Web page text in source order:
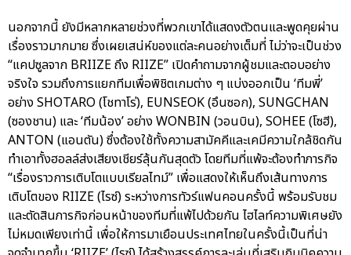
นอกจากนี้ ยังมีหลากหลายช่วงที่พวกเขาได้แสดงตัวตนและพูดคุยผ่าน
เรื่องราวมากมาย ซึ่งเผยเสน่ห์ของแต่ละคนอย่างเต็มที่ ไม่ว่าจะเป็นช่วง
“แคปซูลจาก BRIIZE ถึง RIIZE” เปิดคำถามจากผู้ชมและตอบอย่าง
จริงใจ รวมถึงการแยกทีมเพื่อพิชิตเกมต่าง ๆ แบ่งออกเป็น ‘ทีมพี่’
อย่าง SHOTARO (โชทาโร่), EUNSEOK (อึนซอก), SUNGCHAN
(ซองชาน) และ ‘ทีมน้อง’ อย่าง WONBIN (วอนบิน), SOHEE (โซฮี),
ANTON (แอนตัน) ซึ่งต้องใช้ทั้งความสามัคคีและเคมีความใกล้ชิดกัน
ทำเอาทั้งฮอลล์ส่งเสียงเชียร์ลุ้นกันสุดตัว โดยทีมที่แพ้จะต้องทำภารกิจ
“เรื่องราวการเติบโตแบบเรียลไทม์” เพื่อแสดงให้เห็นถึงเส้นทางการ
เติบโตของ RIIZE (ไรซ์) ระหว่างการทัวร์แฟนคอนครั้งนี้ พร้อมรับชม
และตัดสินภารกิจก่อนหน้าของทีมที่แพ้ไปด้วยกัน ไฮไลท์ความพิเศษยัง
ไม่หมดเพียงเท่านี้ เพื่อให้การมาเยือนประเทศไทยในครั้งนี้เป็นที่น่า